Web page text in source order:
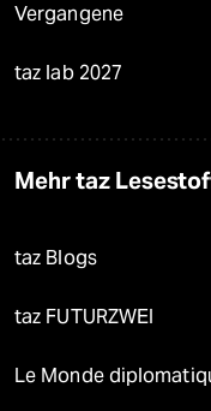
Vergangene
taz lab 2027
Mehr taz
taz Blogs
taz FUTURZWEI
Le Monde